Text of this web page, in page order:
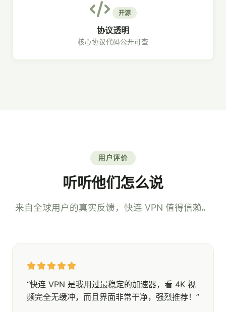
开源
协议透明
核心协议代码公开可查
用户评价
听听他们怎么说
来自全球用户的真实反馈，快连 VPN 值得信赖。
“快连 VPN 是我用过最稳定的加速器，看 4K 视
频完全无缓冲，而且界面非常干净，强烈推荐！”